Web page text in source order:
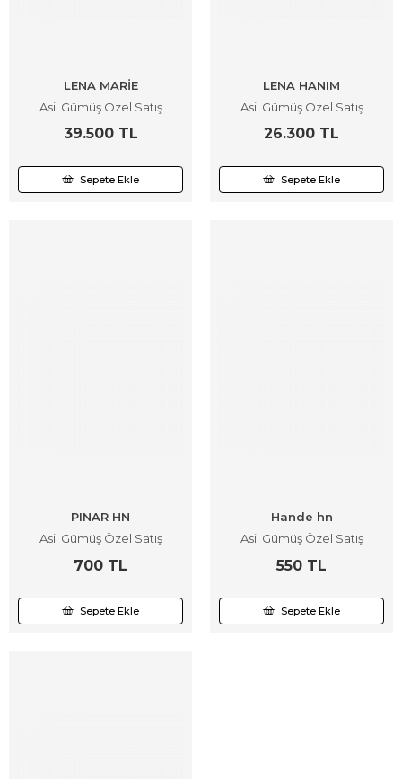
LENA MARİE
Asil Gümüş Özel Satış
39.500 TL
Sepete Ekle
LENA HANIM
Asil Gümüş Özel Satış
26.300 TL
Sepete Ekle
PINAR HN
Asil Gümüş Özel Satış
700 TL
Sepete Ekle
Hande hn
Asil Gümüş Özel Satış
550 TL
Sepete Ekle